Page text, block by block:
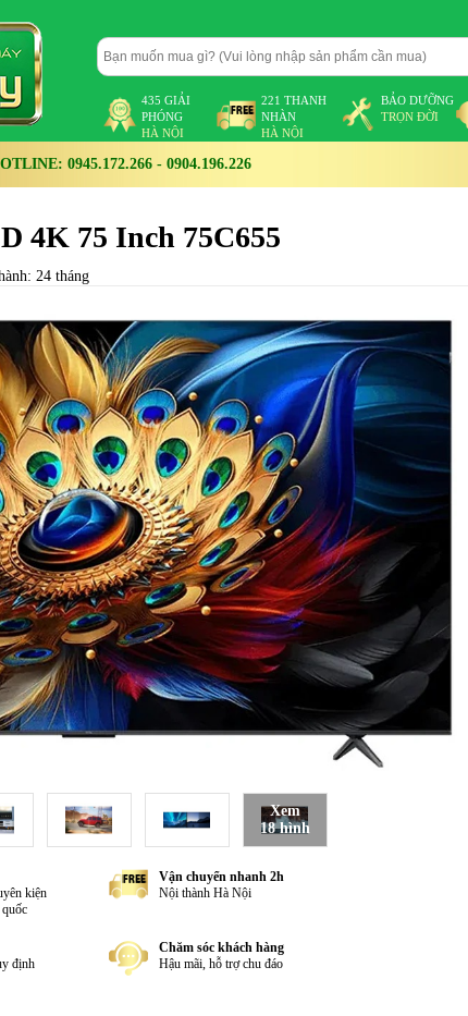
435 GIẢI
PHÓNG
HÀ NỘI
221 THANH
NHÀN
HÀ NỘI
BẢO DƯỠNG
TRỌN ĐỜI
0945.172.266 - 0904.196.226
4K 75 Inch 75C655
24 tháng
Xem
18 hình
kiện
Vận chuyển nhanh 2h
Nội thành Hà Nội
định
Chăm sóc khách hàng
Hậu mãi, hỗ trợ chu đáo